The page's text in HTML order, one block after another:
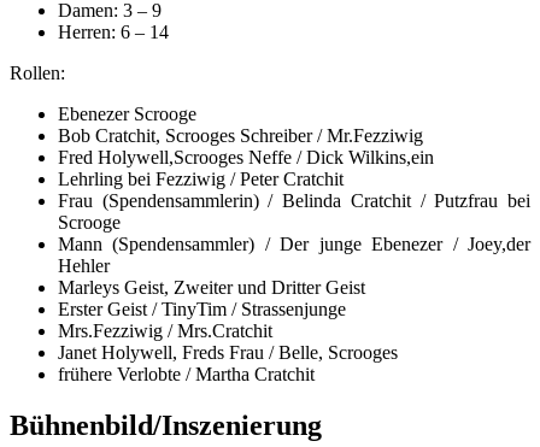
Damen: 3 – 9
Herren: 6 – 14
Rollen:
Ebenezer Scrooge
Bob Cratchit, Scrooges Schreiber / Mr.Fezziwig
Fred Holywell,Scrooges Neffe / Dick Wilkins,ein
Lehrling bei Fezziwig / Peter Cratchit
Frau (Spendensammlerin) / Belinda Cratchit / Putzfrau bei
Scrooge
Mann (Spendensammler) / Der junge Ebenezer / Joey,der
Hehler
Marleys Geist, Zweiter und Dritter Geist
Erster Geist / TinyTim / Strassenjunge
Mrs.Fezziwig / Mrs.Cratchit
Janet Holywell, Freds Frau / Belle, Scrooges
frühere Verlobte / Martha Cratchit
Bühnenbild/Inszenierung